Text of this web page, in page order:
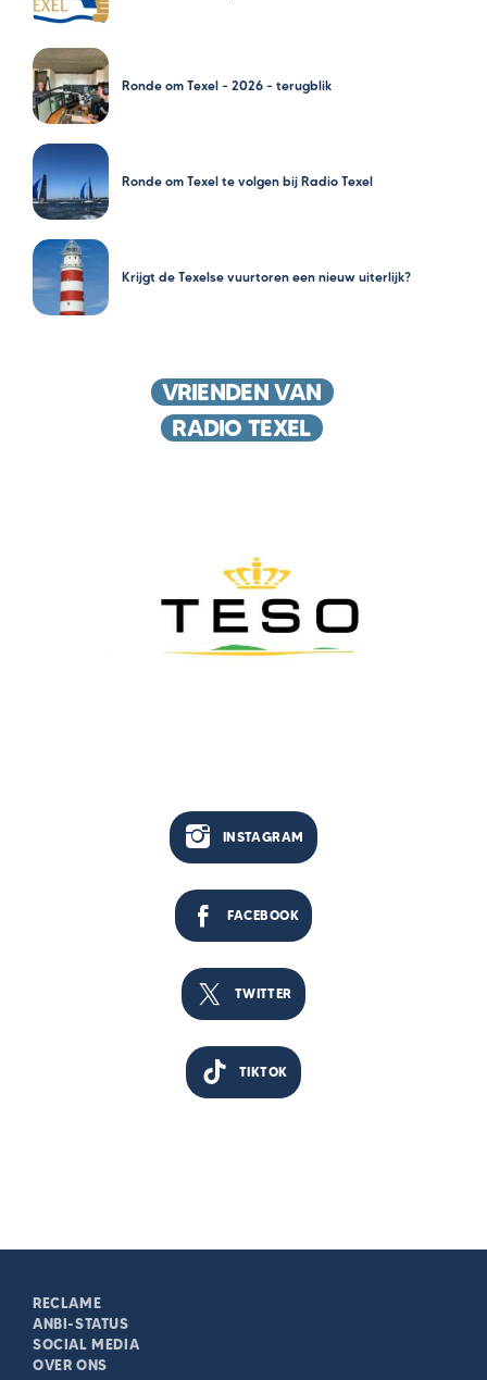
Ronde om Texel – 2026 – terugblik
Ronde om Texel te volgen bij Radio Texel
Krijgt de Texelse vuurtoren een nieuw uiterlijk?
VRIENDEN VAN
RADIO TEXEL
INSTAGRAM
FACEBOOK
TWITTER
TIKTOK
RECLAME
ANBI-STATUS
SOCIAL MEDIA
OVER ONS